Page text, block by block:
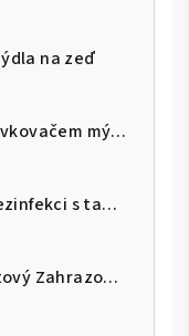
na zeď
DOZVB25E Stojan s dávkovačem mýdla
DOZSP16 Stojan na dezinfekci s tabulkou na instrukci
SLTRWT, SLTBYT Plastový Zahrazovací sloupek červenobílý a černožlutý s plnitelnou základnou